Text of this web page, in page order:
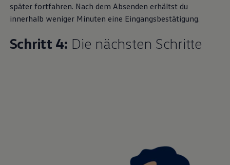
Der Studiengang vermittelt deshalb ein
interdisziplinäres, systematisches Arbeiten, das
die Grenzen der klassischen Ingenieursdisziplinen
später fortfahren. Nach dem Absenden erhältst du
innerhalb weniger Minuten eine Eingangsbestätigung.
Schritt 4: Die nächsten Schritte